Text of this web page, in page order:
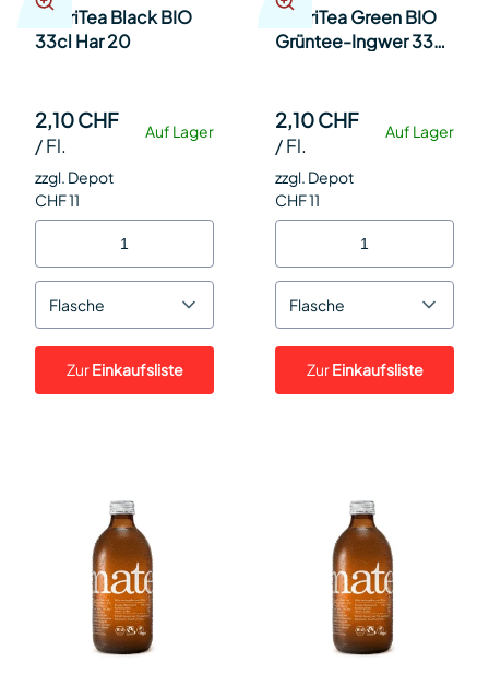
ChariTea Black BIO
33cl Har 20
Auf Lager
2,10 CHF
/Fl.
zzgl. Depot
CHF 11
Flasche
ZurEinkaufsliste
ChariTea Green BIO
Grüntee-Ingwer 33cl
Auf Lager
2,10 CHF
/Fl.
zzgl. Depot
CHF 11
Flasche
ZurEinkaufsliste